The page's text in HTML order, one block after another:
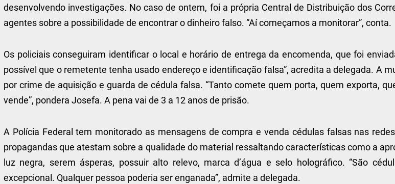
desenvolvendo investigações. No caso de ontem, foi a própria Central de Distribuição dos
agentes sobre a possibilidade de encontrar o dinheiro falso. “Aí começamos a monitorar”, conta.
Os policiais conseguiram identificar o local e horário de entrega da encomenda, que foi
possível que o remetente tenha usado endereço e identificação falsa”, acredita a delegada. A
por crime de aquisição e guarda de cédula falsa. “Tanto comete quem porta, quem exporta,
vende”, pondera Josefa. A pena vai de 3 a 12 anos de prisão.
A Polícia Federal tem monitorado as mensagens de compra e venda cédulas falsas nas
propagandas que atestam sobre a qualidade do material ressaltando características como a
luz negra, serem ásperas, possuir alto relevo, marca d’água e selo holográfico. “São
excepcional. Qualquer pessoa poderia ser enganada”, admite a delegada.